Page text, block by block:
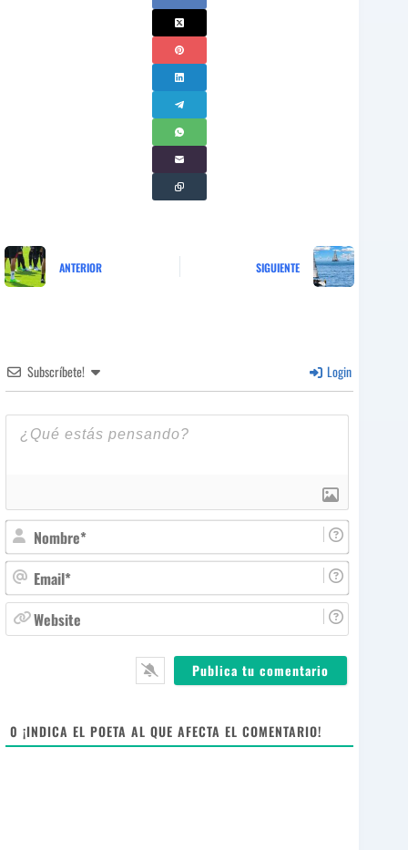
ANTERIOR SIGUIENTE
Subscríbete! Login
o
m
b
r
m
ie
0 ¡INDICA EL POETA AL QUE AFECTA EL COMENTARIO!